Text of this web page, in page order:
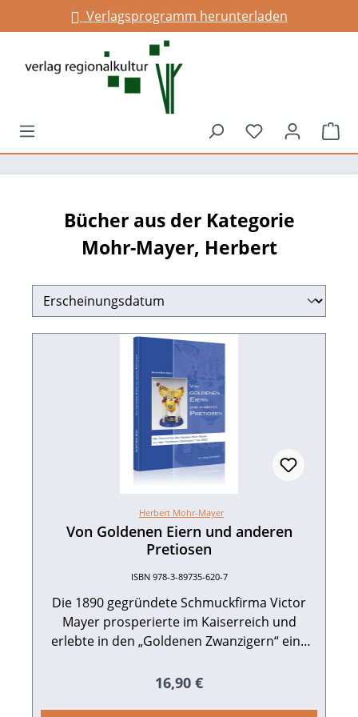
springenVerlagsprogramm herunterladen
Infos für Gemeinden
Du hast 0
Bücher aus der Kategorie
Mohr-Mayer, Herbert
Herbert Mohr-Mayer
Von Goldenen Eiern und anderen
Pretiosen
ISBN 978-3-89735-620-7
Die 1890 gegründete Schmuckfirma Victor
Mayer prosperierte im Kaiserreich und
erlebte in den „Goldenen Zwanzigern“ eine
Zweiten Weltkrieges endete. Nach dem
Regulärer Preis:
16,90 €